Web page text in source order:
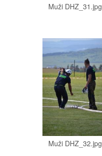
Muži DHZ_31.jpg
Muži DHZ_32.jpg